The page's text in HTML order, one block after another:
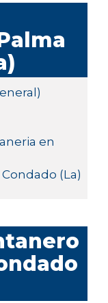
en
(La)